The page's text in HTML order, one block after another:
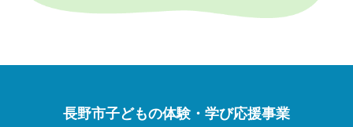
長野市子どもの体験・学び応援事業